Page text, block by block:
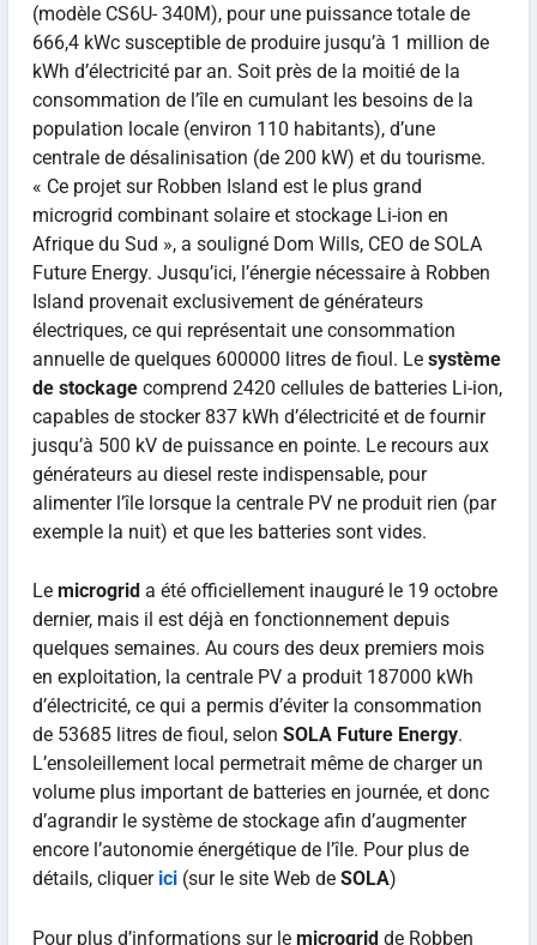
(modèle CS6U- 340M), pour une puissance totale de
666,4 kWc susceptible de produire jusqu’à 1 million de
kWh d’électricité par an. Soit près de la moitié de la
consommation de l’île en cumulant les besoins de la
population locale (environ 110 habitants), d’une
centrale de désalinisation (de 200 kW) et du tourisme.
« Ce projet sur Robben Island est le plus grand
microgrid combinant solaire et stockage Li-ion en
Afrique du Sud », a souligné Dom Wills, CEO de SOLA
Future Energy. Jusqu’ici, l’énergie nécessaire à Robben
Island provenait exclusivement de générateurs
électriques, ce qui représentait une consommation
annuelle de quelques 600000 litres de fioul. Le système
de stockagecomprend 2420 cellules de batteries Li-ion,
capables de stocker 837 kWh d’électricité et de fournir
jusqu’à 500 kV de puissance en pointe. Le recours aux
générateurs au diesel reste indispensable, pour
alimenter l’île lorsque la centrale PV ne produit rien (par
exemple la nuit) et que les batteries sont vides.
Le microgrid a été officiellement inauguré le 19 octobre
dernier, mais il est déjà en fonctionnement depuis
quelques semaines. Au cours des deux premiers mois
en exploitation, la centrale PV a produit 187000 kWh
d’électricité, ce qui a permis d’éviter la consommation
de 53685 litres de fioul, selon SOLA Future Energy.
L’ensoleillement local permetrait même de charger un
volume plus important de batteries en journée, et donc
d’agrandir le système de stockage afin d’augmenter
encore l’autonomie énergétique de l’île. Pour plus de
détails, cliquer ici(sur le site Web de SOLA)
Pour plus d’informations sur le microgridde Robben